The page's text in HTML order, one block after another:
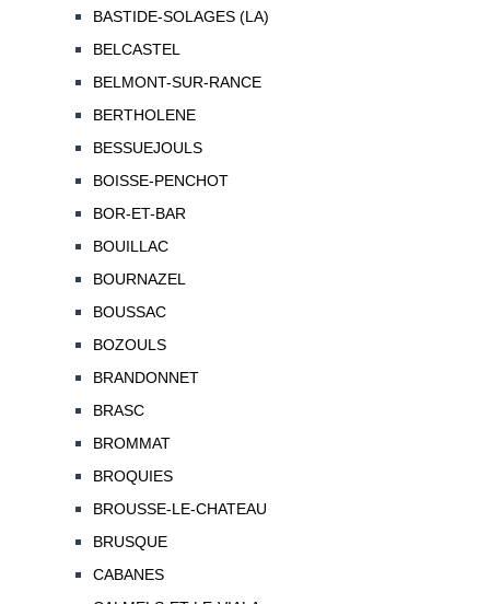
BASTIDE-SOLAGES (LA)
BELCASTEL
BELMONT-SUR-RANCE
BERTHOLENE
BESSUEJOULS
BOISSE-PENCHOT
BOR-ET-BAR
BOUILLAC
BOURNAZEL
BOUSSAC
BOZOULS
BRANDONNET
BRASC
BROMMAT
BROQUIES
BROUSSE-LE-CHATEAU
BRUSQUE
CABANES